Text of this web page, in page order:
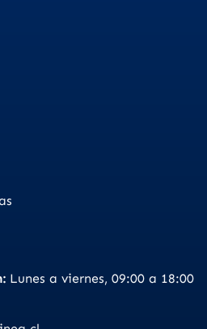
Lunes a viernes 09:00 a 18:00